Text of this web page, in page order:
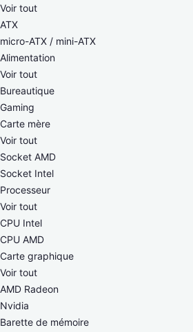
Voir tout
ATX
micro-ATX / mini-ATX
Alimentation
Voir tout
Bureautique
Gaming
Carte mère
Voir tout
Socket AMD
Socket Intel
Processeur
Voir tout
CPU Intel
CPU AMD
Carte graphique
Voir tout
AMD Radeon
Nvidia
Barette de mémoire